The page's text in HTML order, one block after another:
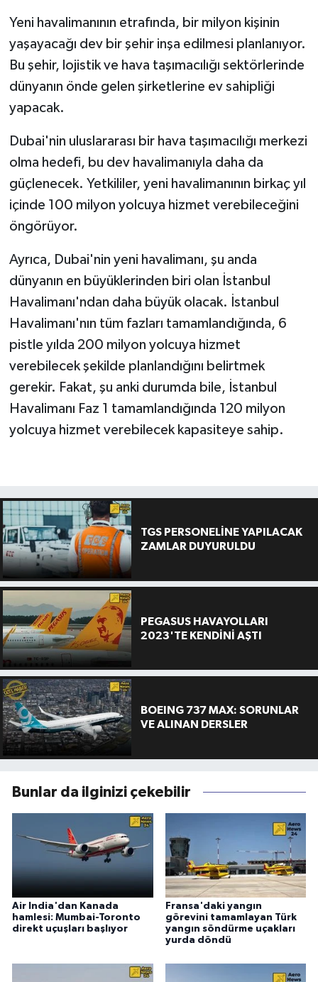
Yeni havalimanının etrafında, bir milyon kişinin
yaşayacağı dev bir şehir inşa edilmesi planlanıyor.
Bu şehir, lojistik ve hava taşımacılığı sektörlerinde
dünyanın önde gelen şirketlerine ev sahipliği
yapacak.
Dubai'nin uluslararası bir hava taşımacılığı merkezi
olma hedefi, bu dev havalimanıyla daha da
güçlenecek. Yetkililer, yeni havalimanının birkaç yıl
içinde 100 milyon yolcuya hizmet verebileceğini
öngörüyor.
Ayrıca, Dubai'nin yeni havalimanı, şu anda
dünyanın en büyüklerinden biri olan İstanbul
Havalimanı'ndan daha büyük olacak. İstanbul
Havalimanı'nın tüm fazları tamamlandığında, 6
pistle yılda 200 milyon yolcuya hizmet
verebilecek şekilde planlandığını belirtmek
gerekir. Fakat, şu anki durumda bile, İstanbul
Havalimanı Faz 1 tamamlandığında 120 milyon
yolcuya hizmet verebilecek kapasiteye sahip.
TGS PERSONELİNE YAPILACAK
ZAMLAR DUYURULDU
PEGASUS HAVAYOLLARI
2023'TE KENDİNİ AŞTI
BOEING 737 MAX: SORUNLAR
VE ALINAN DERSLER
Bunlar da ilginizi çekebilir
Air India'dan Kanada
hamlesi: Mumbai-Toronto
direkt uçuşları başlıyor
Fransa'daki yangın
görevini tamamlayan Türk
yangın söndürme uçakları
yurda döndü